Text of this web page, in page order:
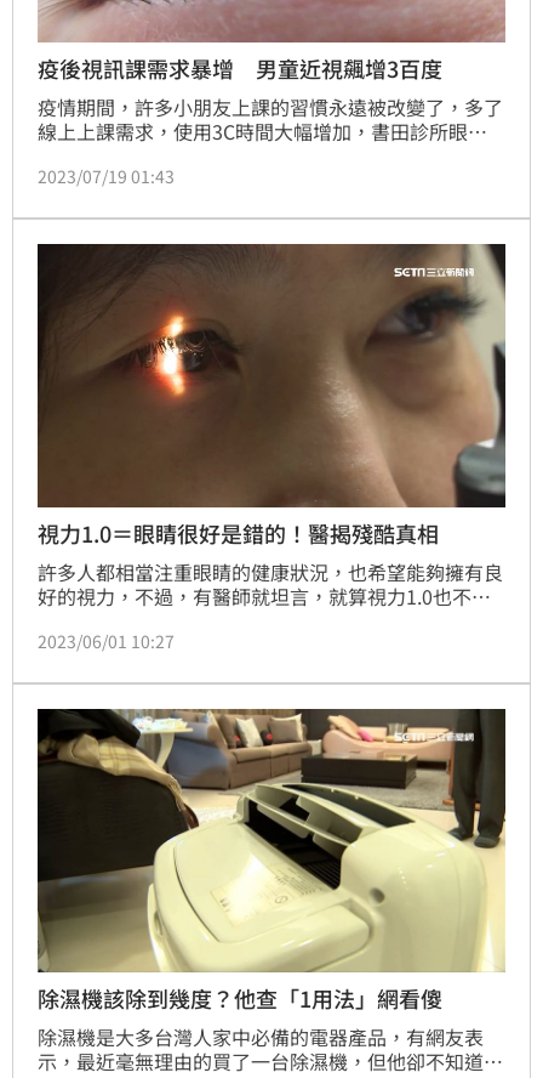
疫後視訊課需求暴增 男童近視飆增3百度
疫情期間，許多小朋友上課的習慣永遠被改變了，多了
線上上課需求，使用3C時間大幅增加，書田診所眼科
100度的輕微近視，因疫情一年多沒有回診，再度做視
有配合使用角膜塑型，再度回診有發現度數已上升至
450度。(記者黃仲丘)
2023/07/19 01:43
視力1.0＝眼睛很好是錯的！醫揭殘酷真相
許多人都相當注重眼睛的健康狀況，也希望能夠擁有良
好的視力，不過，有醫師就坦言，就算視力1.0也不等
場來賓聽了全都感到相當訝異。
2023/06/01 10:27
除濕機該除到幾度？他查「1用法」網看傻
除濕機是大多台灣人家中必備的電器產品，有網友表
示，最近毫無理由的買了一台除濕機，但他卻不知道該